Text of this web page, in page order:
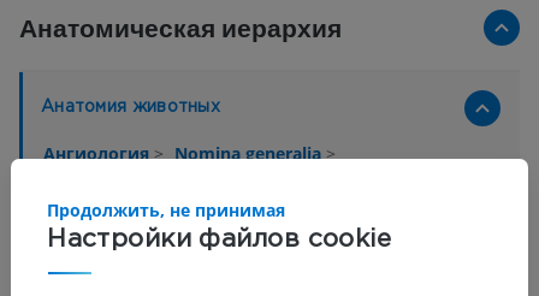
Анатомическая иерархия
Анатомия животных
Ангиология> Nomina generalia>
Основные структуры:Нет анатомических терминов,
относящихся к этой части тела
Настройки файлов cookie
Продолжить, не принимая